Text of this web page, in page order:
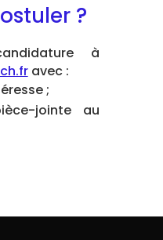
?
à
avec :
;
jointe au